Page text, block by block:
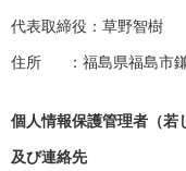
代表取締役：草野智樹
住所 ：福島県福島市鎌
個人情報保護管理者（若
及び連絡先